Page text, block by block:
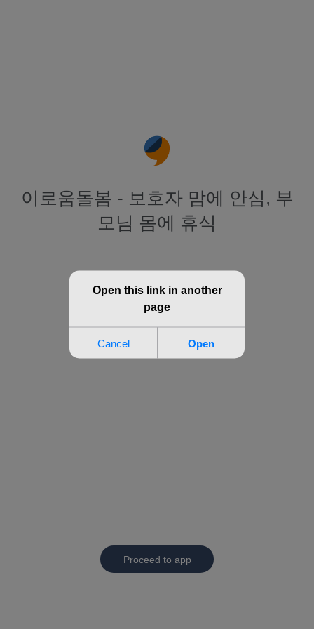
이로움돌봄 - 보호자 맘에 안심, 부
모님 몸에 휴식
Proceed to app